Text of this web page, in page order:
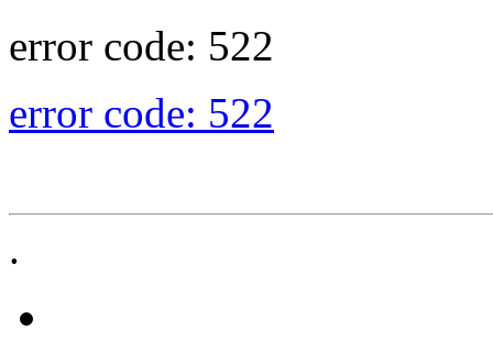
error code: 522
error code: 522
.